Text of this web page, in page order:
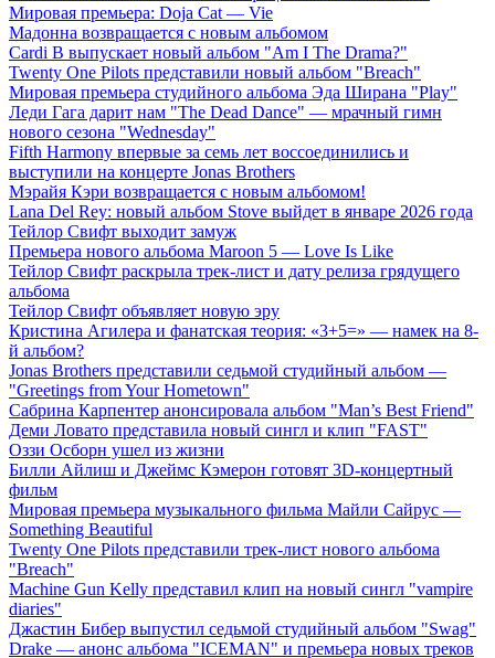
Мировая премьера: Doja Cat — Vie
Мадонна возвращается с новым альбомом
Cardi B выпускает новый альбом "Am I The Drama?"
Twenty One Pilots представили новый альбом "Breach"
Мировая премьера студийного альбома Эда Ширана "Play"
Леди Гага дарит нам "The Dead Dance" — мрачный гимн
нового сезона "Wednesday"
Fifth Harmony впервые за семь лет воссоединились и
выступили на концерте Jonas Brothers
Мэрайя Кэри возвращается с новым альбомом!
Lana Del Rey: новый альбом Stove выйдет в январе 2026 года
Тейлор Свифт выходит замуж
Премьера нового альбома Maroon 5 — Love Is Like
Тейлор Свифт раскрыла трек-лист и дату релиза грядущего
альбома
Тейлор Свифт объявляет новую эру
Кристина Агилера и фанатская теория: «3+5=» — намек на 8-
й альбом?
Jonas Brothers представили седьмой студийный альбом —
"Greetings from Your Hometown"
Сабрина Карпентер анонсировала альбом "Man’s Best Friend"
Деми Ловато представила новый сингл и клип "FAST"
Оззи Осборн ушел из жизни
Билли Айлиш и Джеймс Кэмерон готовят 3D-концертный
фильм
Мировая премьера музыкального фильма Майли Сайрус —
Something Beautiful
Twenty One Pilots представили трек-лист нового альбома
"Breach"
Machine Gun Kelly представил клип на новый сингл "vampire
diaries"
Джастин Бибер выпустил седьмой студийный альбом "Swag"
Drake — анонс альбома "ICEMAN" и премьера новых треков